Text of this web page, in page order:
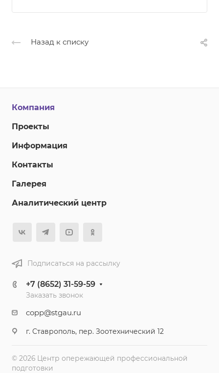
Назад к списку
Компания
Проекты
Информация
Контакты
Галерея
Аналитический центр
Подписаться на рассылку
+7 (8652) 31-59-59
Заказать звонок
copp@stgau.ru
г. Ставрополь, пер. Зоотехнический 12
© 2026 Центр опережающей профессиональной
подготовки